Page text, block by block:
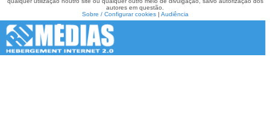
autores em questão.
Sobre / Configurar cookies| Audiência